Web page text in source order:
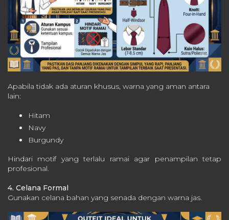
Apabila tidak ada aturan khusus, warna yang aman antara
lain:
Hitam
Navy
Burgundy
Hindari motif yang terlalu ramai agar penampilan tetap
profesional.
4. Celana Formal
Gunakan celana bahan yang senada dengan warna jas.